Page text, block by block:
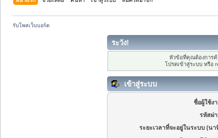
รับโพสเว็บบอร์ด
ระวัง!
หัวข้อที่คุณต้องการ
โปรดเข้าสู่ระบบ หรือ
เข้าสู่ระบบ
ชื่อผู้ใช้ง
รหัสผ่
ระยะเวลาที่จะอยู่ในระบบ (นา